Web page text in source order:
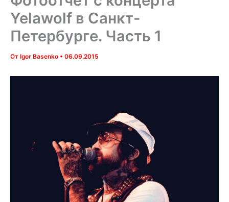
Yelawolf в Санкт-
Петербурге. Часть 1
От Igor Basenko • 06.09.2015